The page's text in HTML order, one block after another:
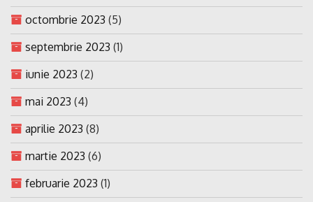
octombrie 2023 (5)
septembrie 2023 (1)
iunie 2023 (2)
mai 2023 (4)
aprilie 2023 (8)
martie 2023 (6)
februarie 2023 (1)